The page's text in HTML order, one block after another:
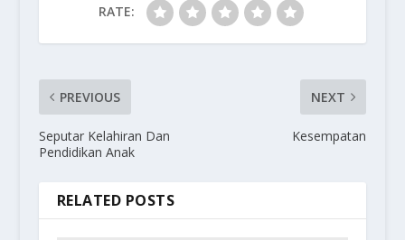
RATE:
PREVIOUS
Seputar Kelahiran Dan
Pendidikan Anak
NEXT
Kesempatan
RELATED POSTS